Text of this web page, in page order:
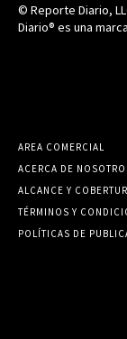
© Reporte Diario,
Diario® es una
AREA COMERCIAL
ACERCA DE
ALCANCE Y
TÉRMINOS Y
POLÍTICAS DE